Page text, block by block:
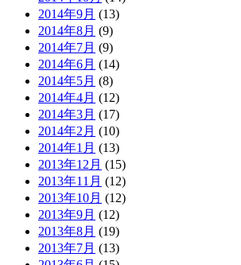
2014年9月 (13)
2014年8月 (9)
2014年7月 (9)
2014年6月 (14)
2014年5月 (8)
2014年4月 (12)
2014年3月 (17)
2014年2月 (10)
2014年1月 (13)
2013年12月 (15)
2013年11月 (12)
2013年10月 (12)
2013年9月 (12)
2013年8月 (19)
2013年7月 (13)